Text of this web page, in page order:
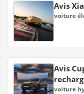
Avis
voiture
Avis
voiture